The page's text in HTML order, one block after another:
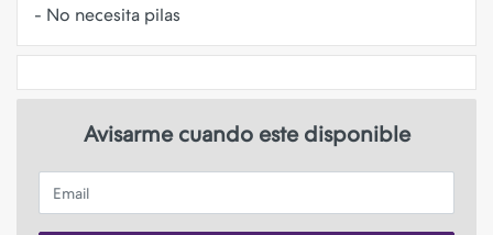
Avisarme cuando este disponible
Email